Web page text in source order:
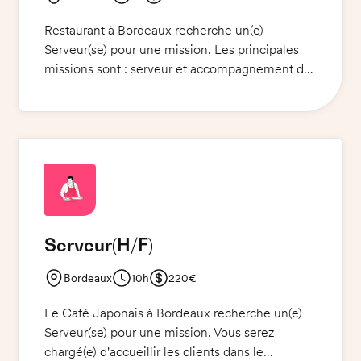
Restaurant à Bordeaux recherche un(e)
Serveur(se) pour une mission. Les principales
missions sont : serveur et accompagnement de
salle et aide à la plonge. Une bonne humeur et
Serveur(H/F)
Bordeaux 10h 220€
Le Café Japonais à Bordeaux recherche un(e)
Serveur(se) pour une mission. Vous serez
chargé(e) d'accueillir les clients dans le